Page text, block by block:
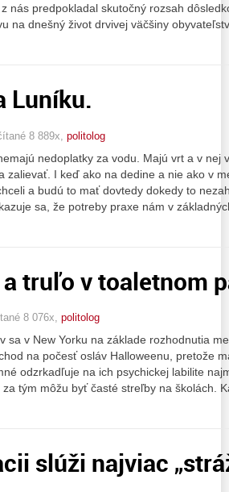
nás predpokladal skutočný rozsah
na dnešný život drvivej väčšiny
Luníku.
8 889x, politolog
nedoplatky za vodu. Majú vrt a v nej
zalievať. I keď ako na dedine a nie ako v
a budú to mať dovtedy dokedy to
sa, že potreby praxe nám v
truľo v toaletnom
8 076x, politolog
sa v New Yorku na základe rozhodnutia
na počesť osláv Halloweenu, pretože
odzrkadľuje na ich psychickej labilite
za tým môžu byť časté streľby na školách.
slúži najviac